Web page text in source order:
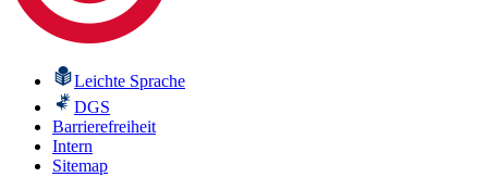
Leichte Sprache
DGS
Barrierefreiheit
Intern
Sitemap